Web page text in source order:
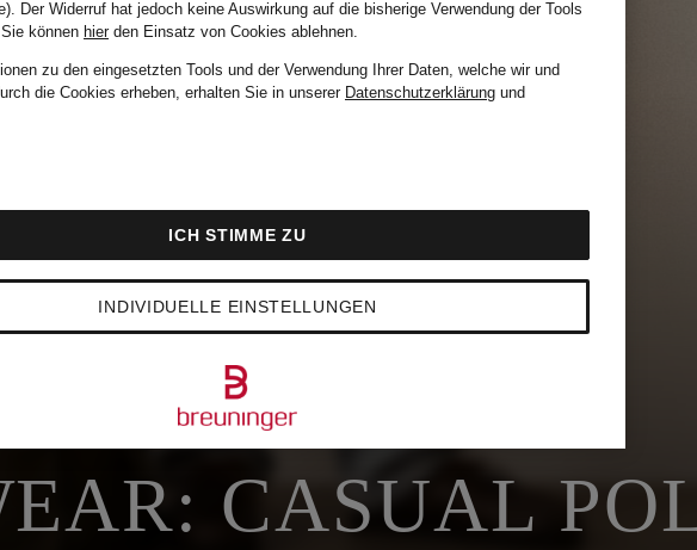
Für den Alltag
CASUAL
Der Widerruf hat jedoch keine Auswirkung auf die bisherige Verwendung der Tools
Sie können hierden Einsatz von Cookies ablehnen.
zu den eingesetzten Tools und der Verwendung Ihrer Daten, welche wir und
die Cookies erheben, erhalten Sie in unserer Datenschutzerklärung und
INDIVIDUELLE EINSTELLUNGEN
ICH STIMME ZU